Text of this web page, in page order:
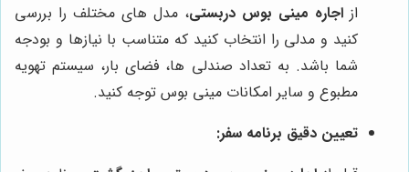
از اجاره مینی بوس دربستی، مدل های مختلف را بررسی
کنید و مدلی را انتخاب کنید که متناسب با نیازها و بودجه
شما باشد. به تعداد صندلی ها، فضای بار، سیستم تهویه
مطبوع و سایر امکانات مینی بوس توجه کنید.
تعیین دقیق برنامه سفر: